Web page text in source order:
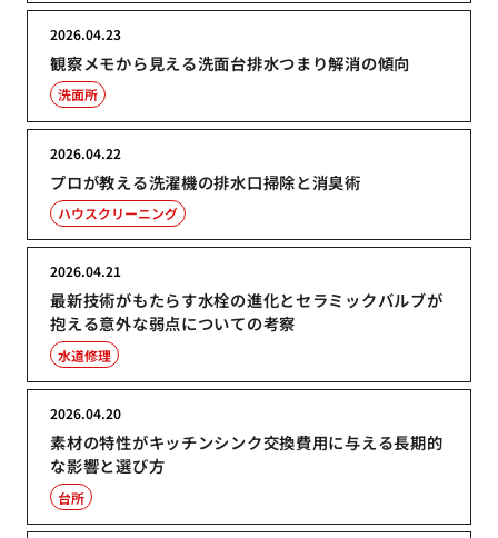
観察メモから見える洗面台排水つまり解消の傾向
2026.04.23
洗面所
プロが教える洗濯機の排水口掃除と消臭術
2026.04.22
ハウスクリーニング
最新技術がもたらす水栓の進化とセラミックバルブが
抱える意外な弱点についての考察
2026.04.21
水道修理
素材の特性がキッチンシンク交換費用に与える長期的
な影響と選び方
2026.04.20
台所